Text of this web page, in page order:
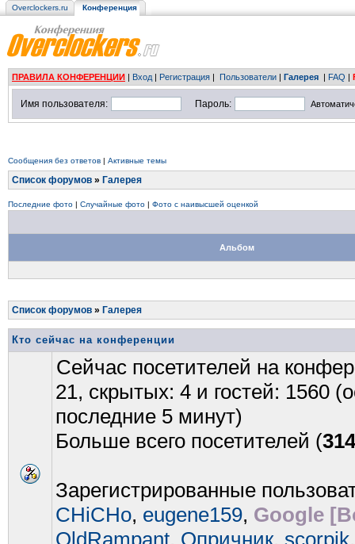
Overclockers.ru Конференция
ПРАВИЛА КОНФЕРЕНЦИИ | Вход | Регистрация | Пользователи | Галерея | FAQ |
Имя пользователя: Пароль:
Сообщения без ответов | Активные темы
Список форумов » Галерея
Последние фото | Случайные фото | Фото с наивысшей оценкой
Альбом
Список форумов » Галерея
Кто сейчас на конференции
Сейчас посетителей на
21, скрытых: 4 и гостей: 1560
последние 5 минут)
Больше всего посетителей (
Зарегистрированные
CHiCHo, eugene159, Google
OldRampant, Опричник, scorpik